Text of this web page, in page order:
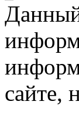
сайте,